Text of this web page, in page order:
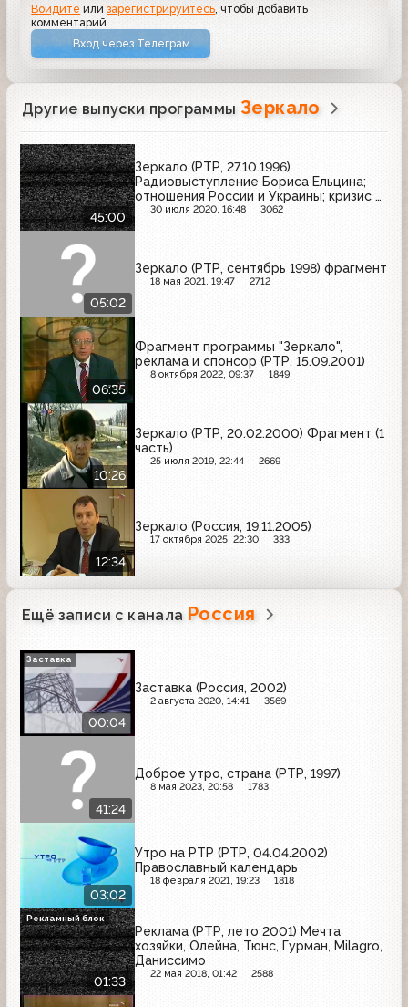
Войдите илизарегистрируйтесь , чтобы добавить
комментарий
Вход через Телеграм
Другие выпуски программы Зеркало
45:00
Зеркало (РТР, 27.10.1996)
Радиовыступление Бориса Ельцина;
отношения России и Украины; кризис в
Вооружённых силах РФ
30 июля 2020, 16:48 3062
05:02
Зеркало (РТР, сентябрь 1998) фрагмент
18 мая 2021, 19:47 2712
06:35
Фрагмент программы "Зеркало",
реклама и спонсор (РТР, 15.09.2001)
8 октября 2022, 09:37 1849
10:26
Зеркало (РТР, 20.02.2000) Фрагмент (1
часть)
25 июля 2019, 22:44 2669
12:34
Зеркало (Россия, 19.11.2005)
17 октября 2025, 22:30 333
Ещё записи с канала Россия
00:04
Заставка (Россия, 2002)
2 августа 2020, 14:41 3569
Заставка
41:24
Доброе утро, страна (РТР, 1997)
8 мая 2023, 20:58 1783
03:02
Утро на РТР (РТР, 04.04.2002)
Православный календарь
18 февраля 2021, 19:23 1818
01:33
Реклама (РТР, лето 2001) Мечта
хозяйки, Олейна, Тюнс, Гурман, Milagro,
Даниссимо
22 мая 2018, 01:42 2588
Рекламный блок